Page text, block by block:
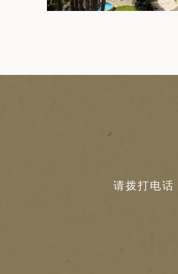
请拨打电话